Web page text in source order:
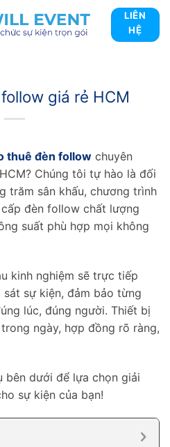
LIÊN
HỆ
giá rẻ HCM
thuê đèn follow chuyên
Chúng tôi tự hào là đối
trăm sân khấu, chương trình
đèn follow chất lượng
suất phù hợp mọi không
kinh nghiệm sẽ trực tiếp
sự kiện, đảm bảo từng
lúc, đúng người. Thiết bị
ngày, hợp đồng rõ ràng,
bên dưới để lựa chọn giải
sự kiện của bạn!